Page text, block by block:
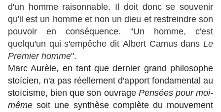
d'un homme raisonnable. Il doit donc se souvenir
qu'il est un homme et non un dieu et restreindre son
pouvoir en conséquence. "Un homme, c'est
quelqu'un qui s'empêche dit Albert Camus dans Le
Premier homme".
Marc Aurèle, en tant que dernier grand philosophe
stoïcien, n'a pas réellement d'apport fondamental au
stoïcisme, bien que son ouvrage Pensées pour moi-
même soit une synthèse complète du mouvement